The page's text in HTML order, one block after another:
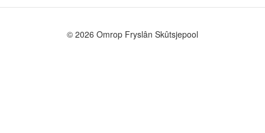
© 2026 Omrop Fryslân Skûtsjepool